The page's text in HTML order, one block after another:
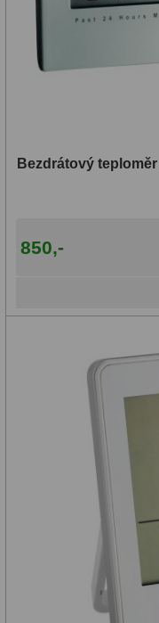
Bezdrátový
850,-